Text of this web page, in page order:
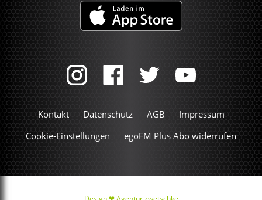
Kontakt Datenschutz AGB
Impressum
Cookie-Einstellungen
egoFM Plus Abo widerrufen